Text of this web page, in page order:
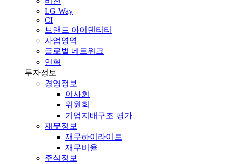
LG Way
CI
브랜드 아이덴티티
사업영역
글로벌 네트워크
연혁
투자정보
경영정보
이사회
위원회
기업지배구조 평가
재무정보
재무하이라이트
재무비율
주식정보